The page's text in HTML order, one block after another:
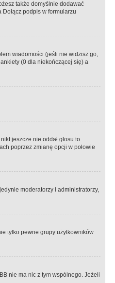
także domyślnie dodawać
podpis w formularzu
wiadomości (jeśli nie widzisz go,
(0 dla niekończącej się) a
jeszcze nie oddał głosu to
poprzez zmianę opcji w połowie
moderatorzy i administratorzy,
tylko pewne grupy użytkowników
nie ma nic z tym wspólnego. Jeżeli